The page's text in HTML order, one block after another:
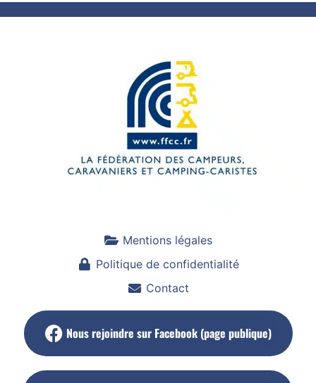
Mentions légales
Politique de confidentialité
Contact
Nous rejoindre sur Facebook (page publique)